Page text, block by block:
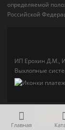
Главная
определяемой
Российской
ИП Ерохин Д.М.,
Выхлопные